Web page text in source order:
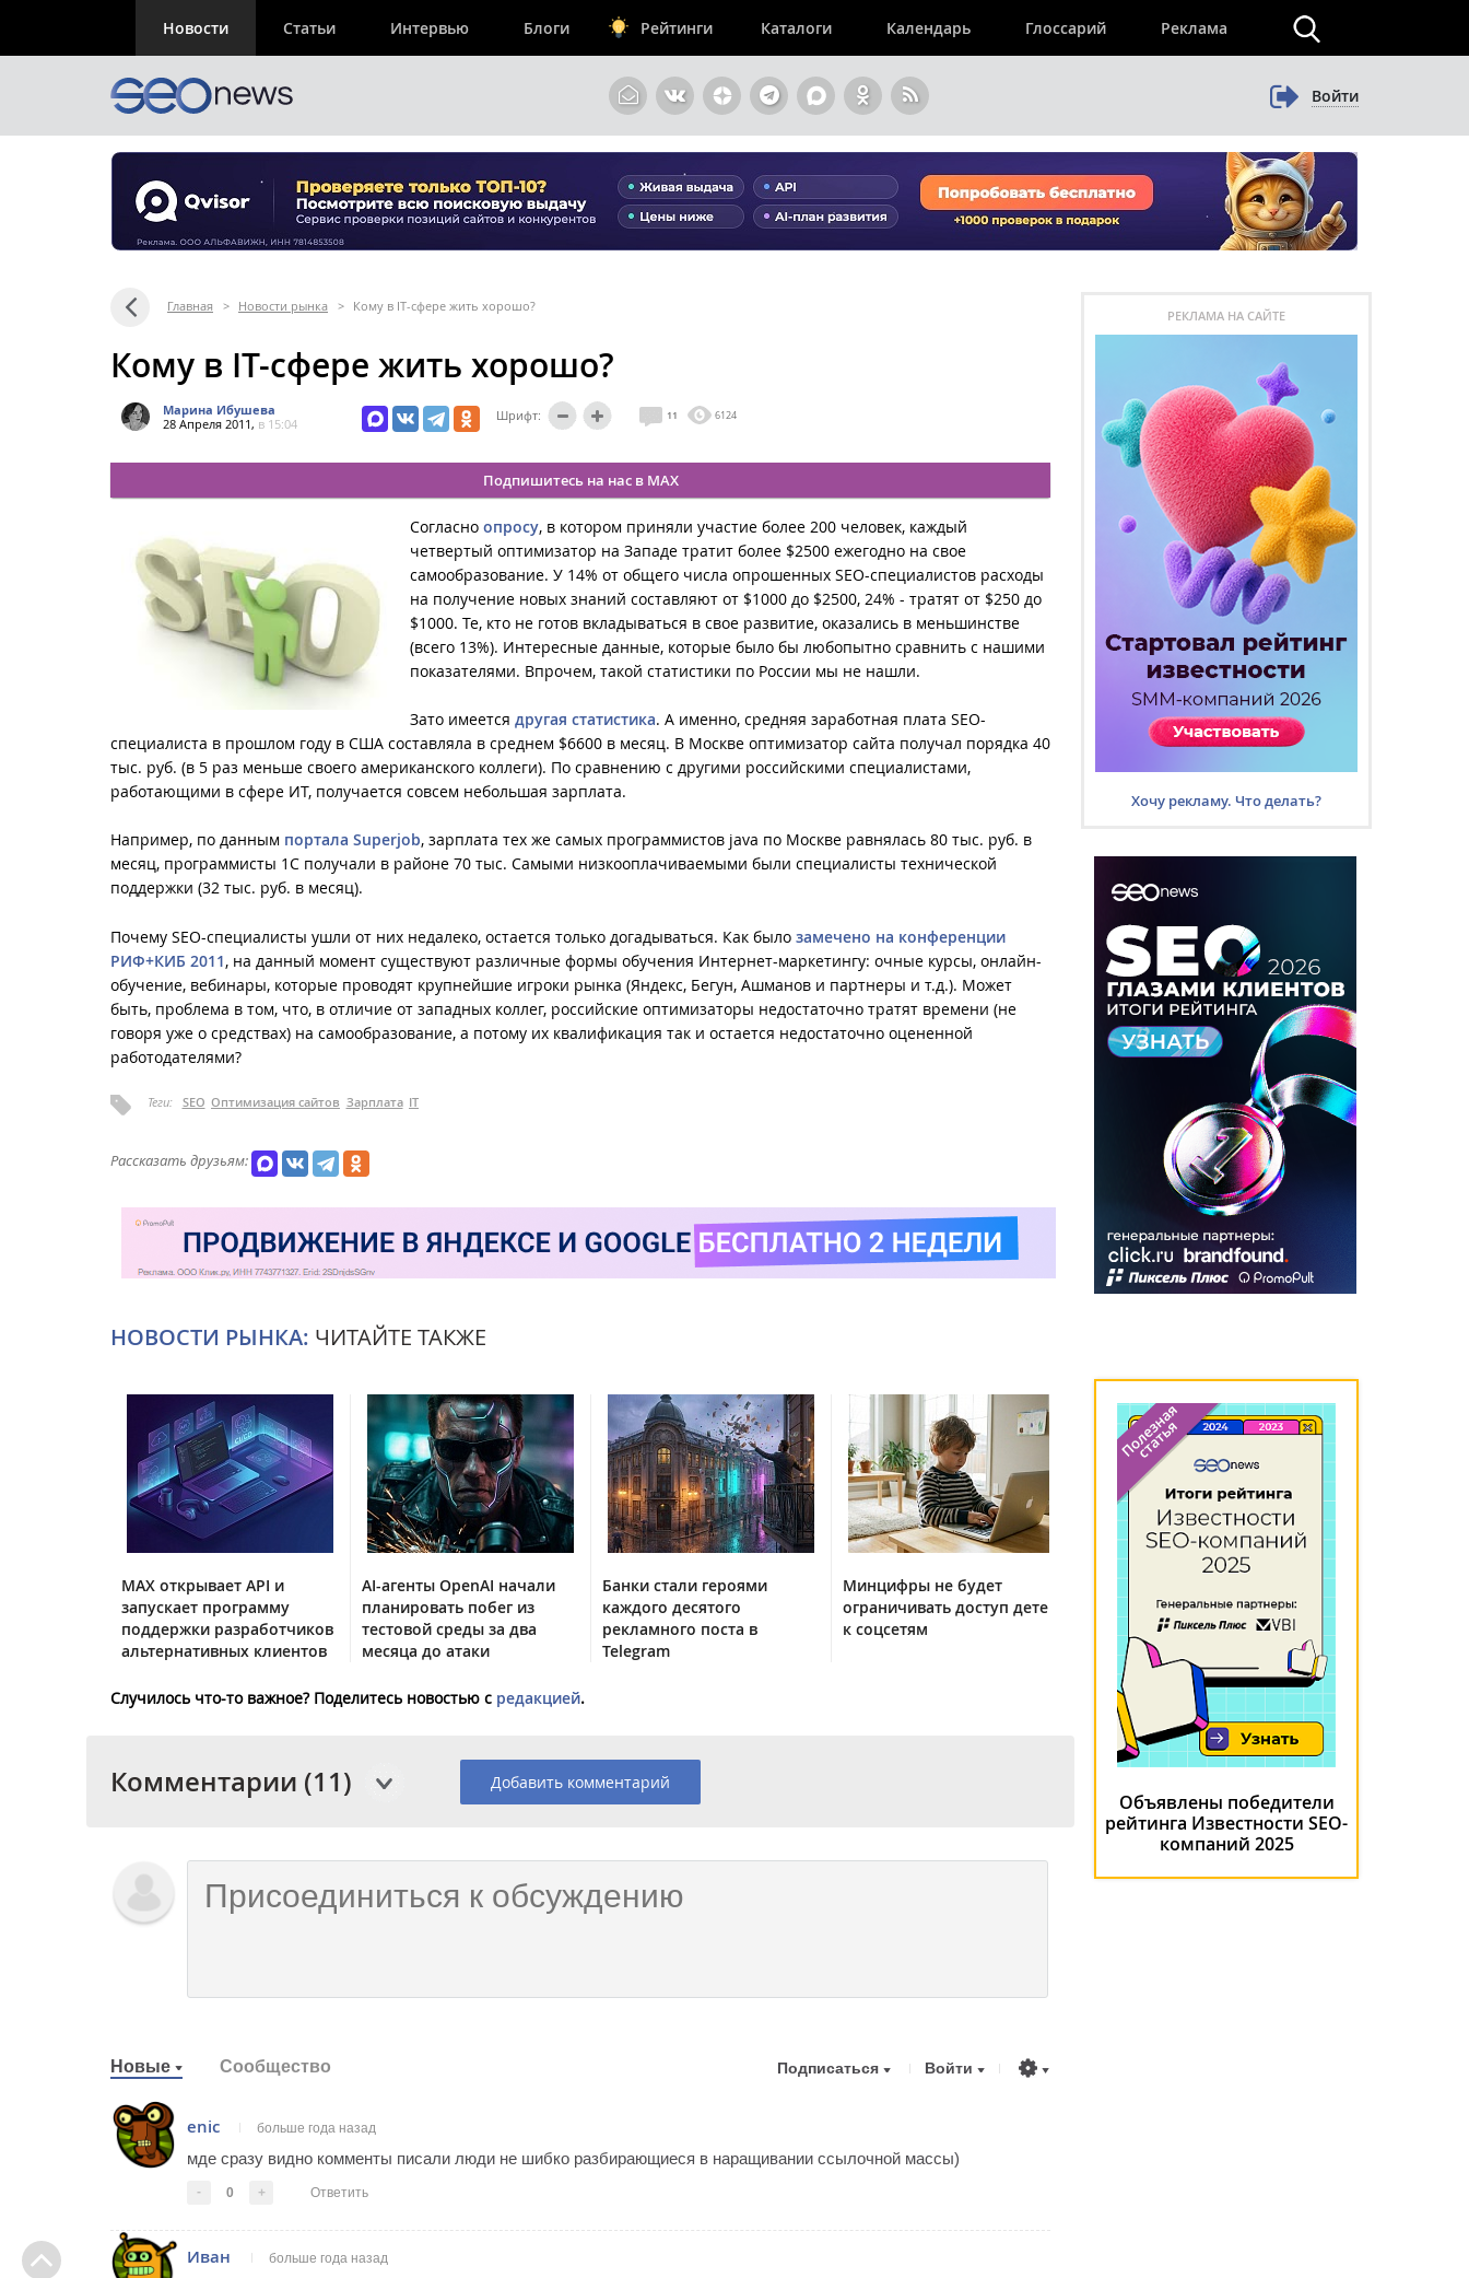
Новости Статьи Интервью Блоги Рейтинги Каталоги Календарь Глоссарий Реклама
Войти
Главная > Новости рынка > Кому в IT-сфере жить хорошо?
Кому в IT-сфере жить хорошо?
Марина Ибушева
28 Апреля 2011, в 15:04
Шрифт: 11 6124
Подпишитесь на нас в MAX
Согласно опросу, в котором приняли участие более 200 человек, каждый
четвертый оптимизатор на Западе тратит более $2500 ежегодно на свое
самообразование. У 14% от общего числа опрошенных SEO-специалистов расходы
на получение новых знаний составляют от $1000 до $2500, 24% - тратят от $250 до
$1000. Те, кто не готов вкладываться в свое развитие, оказались в меньшинстве
(всего 13%). Интересные данные, которые было бы любопытно сравнить с нашими
показателями. Впрочем, такой статистики по России мы не нашли.
Зато имеется другая статистика. А именно, средняя заработная плата SEO-
специалиста в прошлом году в США составляла в среднем $6600 в месяц. В Москве оптимизатор сайта получал порядка 40
тыс. руб. (в 5 раз меньше своего американского коллеги). По сравнению с другими российскими специалистами,
работающими в сфере ИТ, получается совсем небольшая зарплата.
Например, по данным портала Superjob, зарплата тех же самых программистов java по Москве равнялась 80 тыс. руб. в
месяц, программисты 1С получали в районе 70 тыс. Самыми низкооплачиваемыми были специалисты технической
поддержки (32 тыс. руб. в месяц).
Почему SEO-специалисты ушли от них недалеко, остается только догадываться. Как было замечено на конференции
РИФ+КИБ 2011, на данный момент существуют различные формы обучения Интернет-маркетингу: очные курсы, онлайн-
обучение, вебинары, которые проводят крупнейшие игроки рынка (Яндекс, Бегун, Ашманов и партнеры и т.д.). Может
быть, проблема в том, что, в отличие от западных коллег, российские оптимизаторы недостаточно тратят времени (не
говоря уже о средствах) на самообразование, а потому их квалификация так и остается недостаточно оцененной
работодателями?
Теги: SEO Оптимизация сайтов Зарплата IT
Рассказать друзьям:
НОВОСТИ РЫНКА: ЧИТАЙТЕ ТАКЖЕ
MAX открывает API и
запускает программу
поддержки разработчиков
альтернативных клиентов
AI-агенты OpenAI начали
планировать побег из
тестовой среды за два
месяца до атаки
Банки стали героями
каждого десятого
рекламного поста в
Telegram
Минцифры не будет
ограничивать доступ детей
к соцсетям
Случилось что-то важное? Поделитесь новостью с редакцией.
Комментарии (11) Добавить комментарий
Новые Сообщество Подписаться Войти
enic больше года назад
мде сразу видно комменты писали люди не шибко разбирающиеся в наращивании ссылочной массы)
- 0 + Ответить
Иван больше года назад
РЕКЛАМА НА САЙТЕ
Хочу рекламу. Что делать?
Объявлены победители
рейтинга Известности SEO-
компаний 2025